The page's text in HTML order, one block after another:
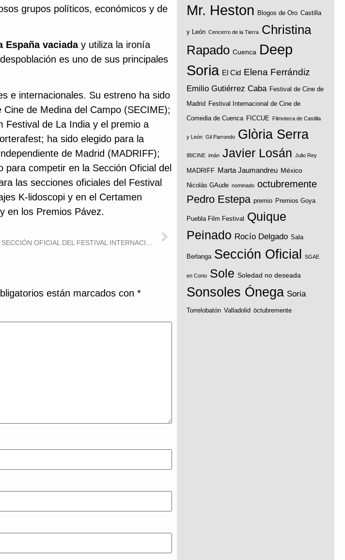
grupos políticos, económicos y de
España vaciaday utiliza la ironía
es uno de sus principales
e internacionales. Su estreno ha sido
de Medina del Campo (SECIME);
Festival de La India y el premio a
ha sido elegido para la
de Madrid (MADRIFF);
competir en la Sección Oficial del
las secciones oficiales del Festival
K-lidoscopi y en el Certamen
en los Premios Pávez.
están marcados con *
Mr. Heston
Blogos de Oro Castilla
y León Cencerro de la Tierra Christina
Rapado Cuenca Deep
Soria El Cid Elena Ferrándiz
Emilio Gutiérrez Caba Festival de Cine de
Madrid Festival Internacional de Cine de
Comedia de Cuenca FICCUE Filmoteca de Castilla
y León Gil Parrondo Glòria Serra
IBICINE imán Javier Losán Julio Rey
MADRIFF Marta Jaumandreu México
Nicolás GAude nominado octubremente
Pedro Estepa premio Premios Goya
Puebla Film Festival
Quique
Peinado Rocío Delgado Sala
Berlanga Sección Oficial SGAE
en Corto Sole Soledad no deseada
Sonsoles Ónega Soria
Torrelobatón Valladolid öctubremente